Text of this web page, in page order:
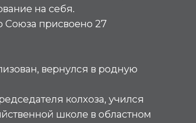
на себя.
Союза присвоено 27
вернулся в родную
колхоза, учился
школе в областном